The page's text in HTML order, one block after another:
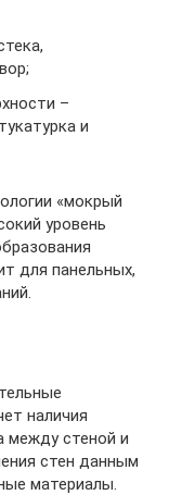
–
и
«мокрый
уровень
для панельных,
наличия
между стеной и
стен данным
материалы.